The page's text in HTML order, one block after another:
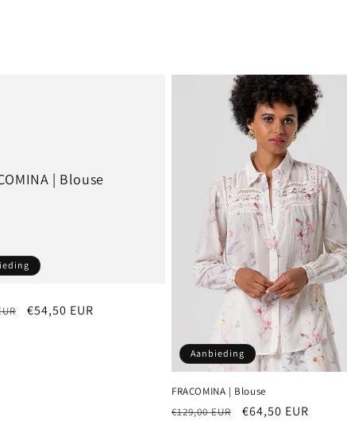
| Blouse
Aanbiedingsprijs
€54,50 EUR
Aanbieding
FRACOMINA | Blouse
Normale
€129,00 EUR Aanbiedingsprijs
€64,50 EUR